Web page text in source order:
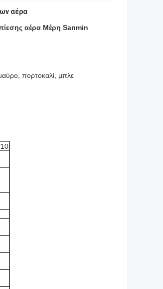
αέρα
αέρα Μέρη Sanmin
πορτοκαλί, μπλε